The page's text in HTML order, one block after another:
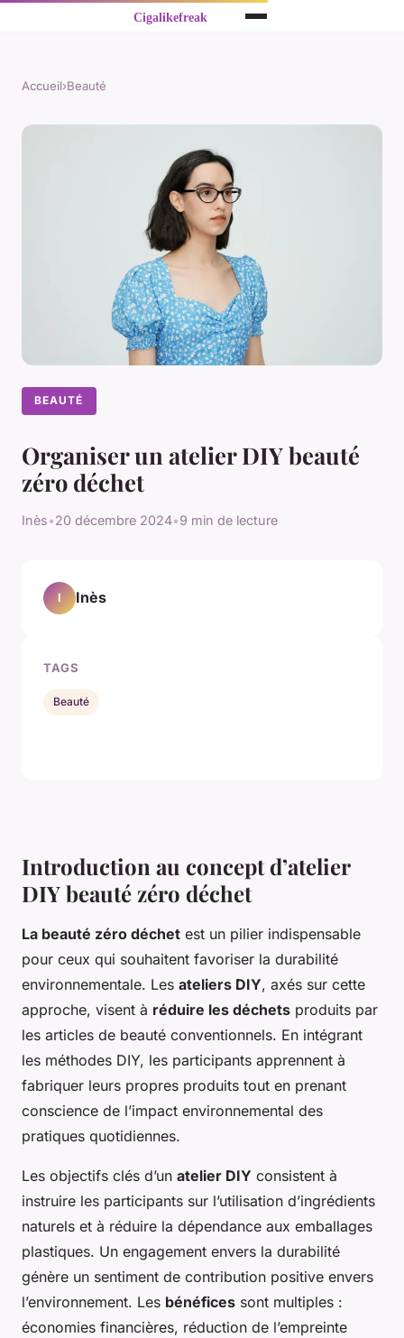
Accueil›Beauté
BEAUTÉ
Organiser un atelier DIY beauté
zéro déchet
Inès•20 décembre 2024•9 min de lecture
Introduction au concept d’atelier
DIY beauté zéro déchet
La beauté zéro déchet est un pilier indispensable
pour ceux qui souhaitent favoriser la durabilité
environnementale. Les ateliers DIY, axés sur cette
approche, visent à réduire les déchets produits par
les articles de beauté conventionnels. En intégrant
les méthodes DIY, les participants apprennent à
fabriquer leurs propres produits tout en prenant
conscience de l’impact environnemental des
pratiques quotidiennes.
Les objectifs clés d’un atelier DIY consistent à
instruire les participants sur l’utilisation d’ingrédients
naturels et à réduire la dépendance aux emballages
plastiques. Un engagement envers la durabilité
génère un sentiment de contribution positive envers
l’environnement. Les bénéfices sont multiples :
économies financières, réduction de l’empreinte
I Inès
TAGS
Beauté